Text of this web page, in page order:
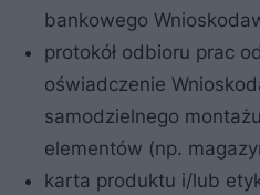
bankowego
protokół odbioru prac
oświadczenie
samodzielnego
elementów (np.
karta produktu i/lub